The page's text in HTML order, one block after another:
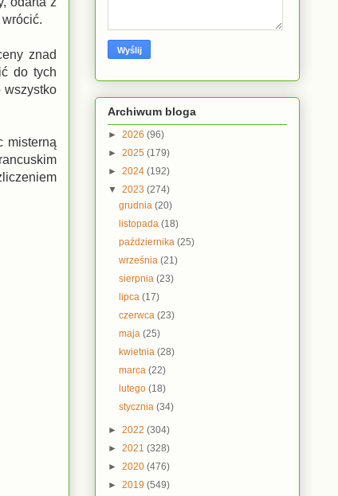
znad
do tych
wszystko
misterną
Archiwum bloga
► 2026 (96)
► 2025 (179)
► 2024 (192)
▼ 2023 (274)
grudnia(20)
listopada(18)
października(25)
września(21)
sierpnia(23)
lipca(17)
czerwca(23)
maja(25)
kwietnia(28)
marca(22)
lutego(18)
stycznia(34)
► 2022 (304)
► 2021 (328)
► 2020 (476)
► 2019 (549)